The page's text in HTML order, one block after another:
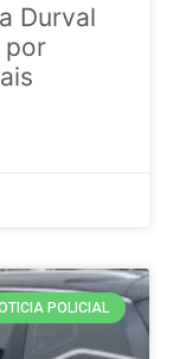
Durval
por
POLICIAL